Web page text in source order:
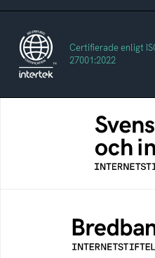
Certifierade enligt
27001:2022
En årlig studie